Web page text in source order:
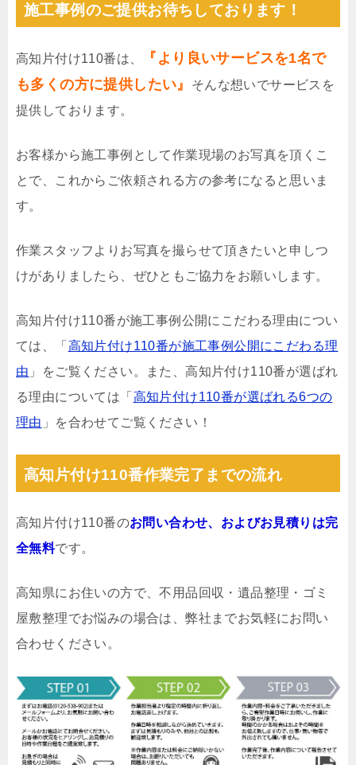
施工事例のご提供お待ちしております！
高知片付け110番は、
『より良いサービスを1名で
も多くの方に提供したい』
そんな想いでサービスを
提供しております。
お客様から施工事例として作業現場のお写真を頂くこ
とで、これからご依頼される方の参考になると思いま
す。
作業スタッフよりお写真を撮らせて頂きたいと申しつ
けがありましたら、ぜひともご協力をお願いします。
高知片付け110番が施工事例公開にこだわる理由につい
ては、「 高知片付け110番が施工事例公開にこだわる理
由 」をご覧ください。また、高知片付け110番が選ばれ
る理由については「 高知片付け110番が選ばれる6つの
理由 」を合わせてご覧ください！
高知片付け110番作業完了までの流れ
高知片付け110番のお問い合わせ、およびお見積りは完
全無料です。
高知県にお住いの方で、不用品回収・遺品整理・ゴミ
屋敷整理でお悩みの場合は、弊社までお気軽にお問い
合わせください。